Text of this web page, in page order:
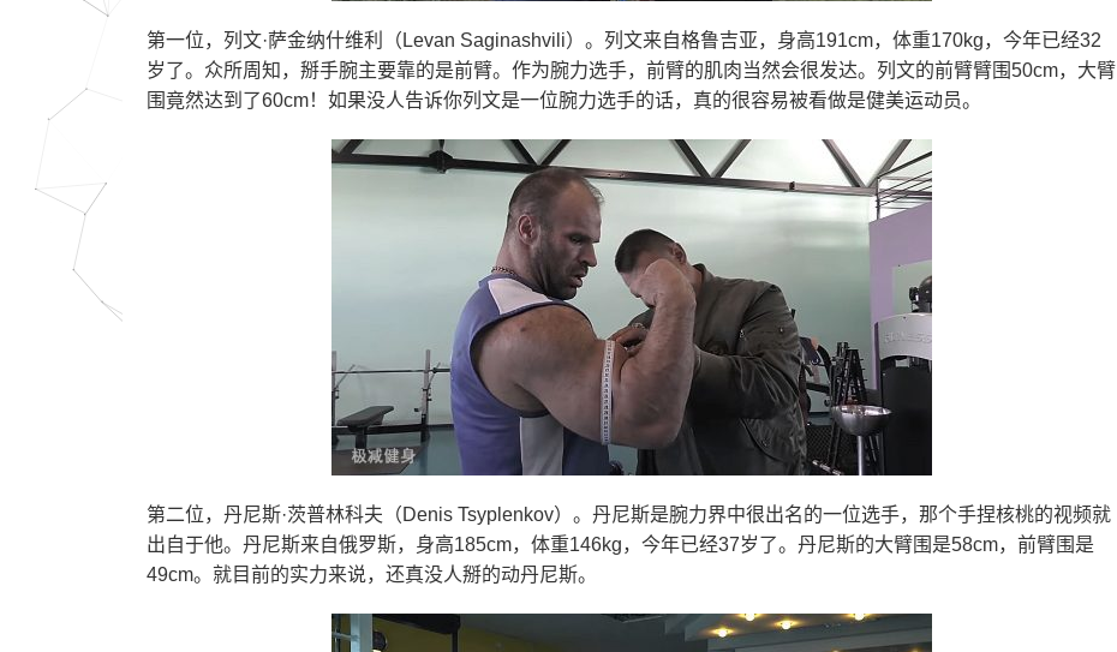
第一位，列文·萨金纳什维利（Levan Saginashvili）。列文来自格鲁吉亚，身高191cm，体重170kg，今年已经32
岁了。众所周知，掰手腕主要靠的是前臂。作为腕力选手，前臂的肌肉当然会很发达。列文的前臂臂围50cm，大臂
围竟然达到了60cm！如果没人告诉你列文是一位腕力选手的话，真的很容易被看做是健美运动员。
第二位，丹尼斯·茨普林科夫（Denis Tsyplenkov）。丹尼斯是腕力界中很出名的一位选手，那个手捏核桃的视频就
出自于他。丹尼斯来自俄罗斯，身高185cm，体重146kg，今年已经37岁了。丹尼斯的大臂围是58cm，前臂围是
49cm。就目前的实力来说，还真没人掰的动丹尼斯。